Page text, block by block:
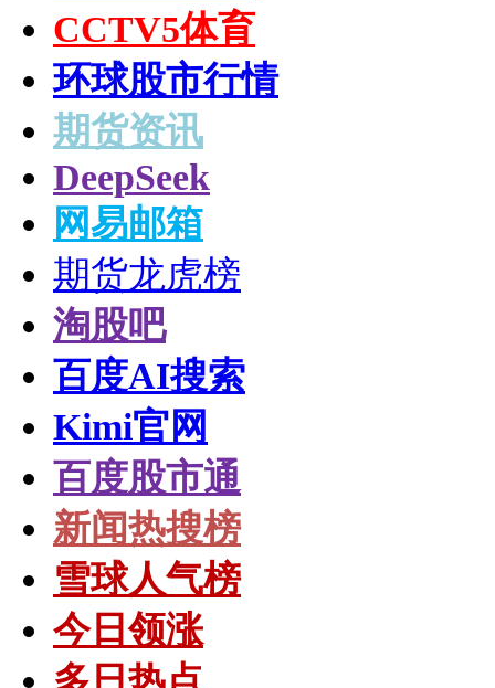
CCTV5体育
环球股市行情
期货资讯
DeepSeek
网易邮箱
期货龙虎榜
淘股吧
百度AI搜索
Kimi官网
百度股市通
新闻热搜榜
雪球人气榜
今日领涨